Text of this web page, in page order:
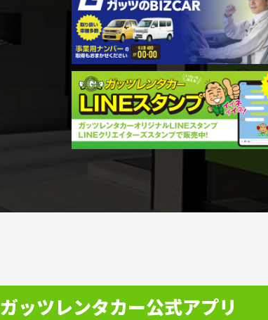
ガッツレンタカー公式アプリ